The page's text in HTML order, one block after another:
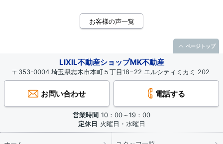
お客様の声一覧
LIXIL不動産ショップMK不動産
〒353-0004 埼玉県志木市本町５丁目18−22 エルシティミカミ 202
お問い合わせ 電話する
営業時間 10：00～19：00
定休日 火曜日・水曜日
ページトップ